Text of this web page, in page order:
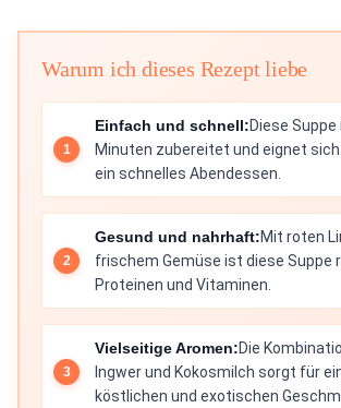
Warum ich dieses Rezept liebe
Einfach und schnell:Diese
Minuten zubereitet und eignet
ein schnelles Abendessen.
Gesund und nahrhaft:Mit roten
frischem Gemüse ist diese Suppe
Proteinen und Vitaminen.
Vielseitige Aromen:Die
Ingwer und Kokosmilch sorgt für
köstlichen und exotischen